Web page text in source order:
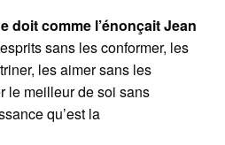
doit comme l’énonçait Jean
sans les conformer, les
les aimer sans les
meilleur de soi sans
qu’est la